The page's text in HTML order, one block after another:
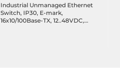
Industrial Unmanaged Ethernet
Switch, IP30, E-mark,
16x10/100Base-TX, 12..48VDC,